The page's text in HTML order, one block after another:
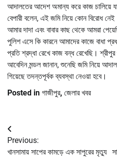
আদালতের আদেশ অমান্য করে কাজ চালিয়ে
বেপারী বলেন, এই জমি নিয়ে কোন বিরোধ
আমার দাদা এবং বাবার কাছ থেকে আমরা
পুলিশ এসে কি কারনে আমাদের কাজে বাধা
প্রতি শ্রদ্ধা রেখে কাজ বন্ধ রেখেছি। শ্রীপুর
আবেদিন মন্ডল জানান, শুনেছি জমি নিয়ে
গিয়েছে তদন্তপূর্বক ব্যবস্থা নেওয়া হবে।
Posted in গাজীপুর, জেলার খবর
Post
navigation
Previous:
খানসামায় সাপের কামড়ে এক সাপুরের মৃত্যু